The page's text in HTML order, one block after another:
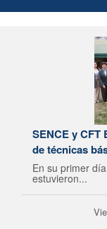
SENCE y
de técnicas
En su primer
estuvieron...